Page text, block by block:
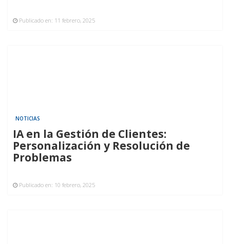
Publicado en: 11 febrero, 2025
NOTICIAS
IA en la Gestión de Clientes:
Personalización y Resolución de
Problemas
Publicado en: 10 febrero, 2025